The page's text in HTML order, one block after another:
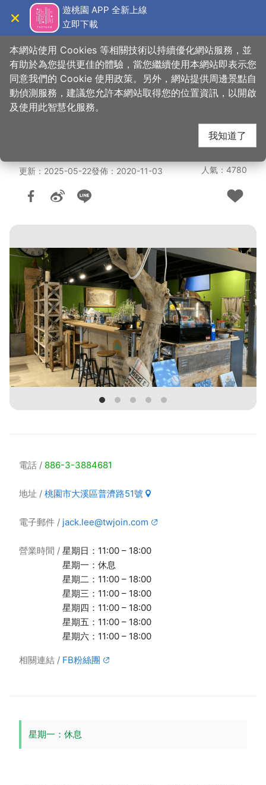
主
遊桃園 APP 全新上線
立即下載
首頁 > 想去的地方 > 美食、購物 > 美食快搜
JoinHouse 大溪x好室
好室咖啡
更新：2025-05-22發佈：2020-11-03 人氣：4780
電話 886-3-3884681
地址 桃園市大溪區普濟路51號
電子郵件 jack.lee@twjoin.com
營業時間
星期日：11:00 – 18:00
星期一：休息
星期二：11:00 – 18:00
星期三：11:00 – 18:00
星期四：11:00 – 18:00
星期五：11:00 – 18:00
星期六：11:00 – 18:00
相關連結 FB粉絲團
星期一：休息
本網站使用 Cookies 等相關技術以持續優化網站服務，並
有助於為您提供更佳的體驗，當您繼續使用本網站即表示您
同意我們的 Cookie 使用政策。另外，網站提供周邊景點自
動偵測服務，建議您允許本網站取得您的位置資訊，以開啟
及使用此智慧化服務。
我知道了